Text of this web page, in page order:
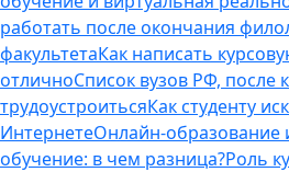
работать после окончания
факультетаКак написать
отличноСписок вузов РФ, после
трудоустроитьсяКак студенту
ИнтернетеОнлайн-образование
обучение: в чем разница?Роль